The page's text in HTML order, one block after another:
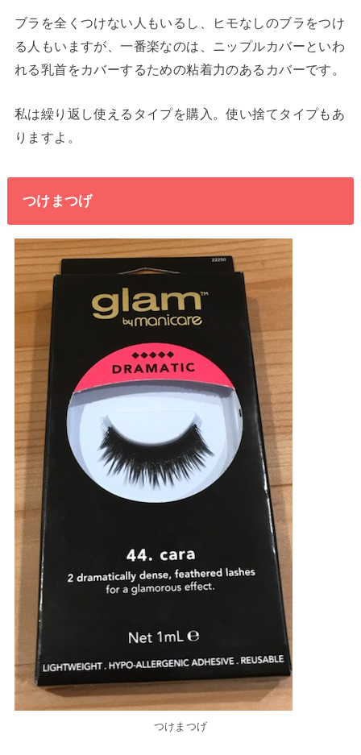
ブラを全くつけない人もいるし、ヒモなしのブラをつけ
る人もいますが、一番楽なのは、ニップルカバーといわ
れる乳首をカバーするための粘着力のあるカバーです。
私は繰り返し使えるタイプを購入。使い捨てタイプもあ
りますよ。
つけまつげ
つけまつげ